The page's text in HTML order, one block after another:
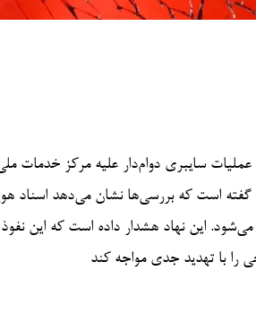
سایبری دوام‌دار علیه مرکز خدمات
تا سال ۲۰۲۴ ادامه داشته است. این وزارت گفته است که بررسی‌ها نشان
این نهاد هشدار داده است که این
را با تهدید جدی مواجه کند